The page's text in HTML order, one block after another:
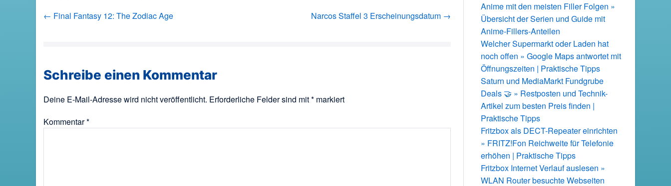
Beitragsnavigation
← Final Fantasy 12: The Zodiac Age Narcos Staffel 3 Erscheinungsdatum →
Schreibe einen Kommentar
Deine E-Mail-Adresse wird nicht veröffentlicht. Erforderliche Felder sind mit* markiert
Kommentar*
Anime mit den meisten Filler Folgen »
Übersicht der Serien und Guide mit
Anime-Fillers-Anteilen
Welcher Supermarkt oder Laden hat
noch offen » Google Maps antwortet mit
Öffnungszeiten | Praktische Tipps
Saturn und MediaMarkt Fundgrube
Deals 🤝 » Restposten und Technik-
Artikel zum besten Preis finden |
Praktische Tipps
Fritzbox als DECT-Repeater einrichten
» FRITZ!Fon Reichweite für Telefonie
erhöhen | Praktische Tipps
Fritzbox Internet Verlauf auslesen »
WLAN Router besuchte Webseiten